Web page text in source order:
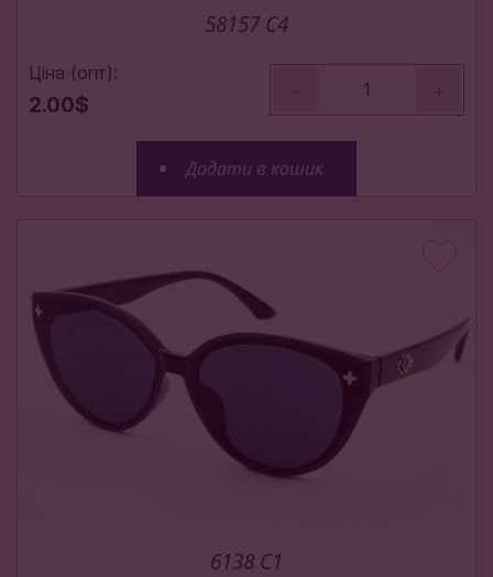
58157 C4
Ціна (опт):
2.00$
- +
Додати в кошик
6138 C1